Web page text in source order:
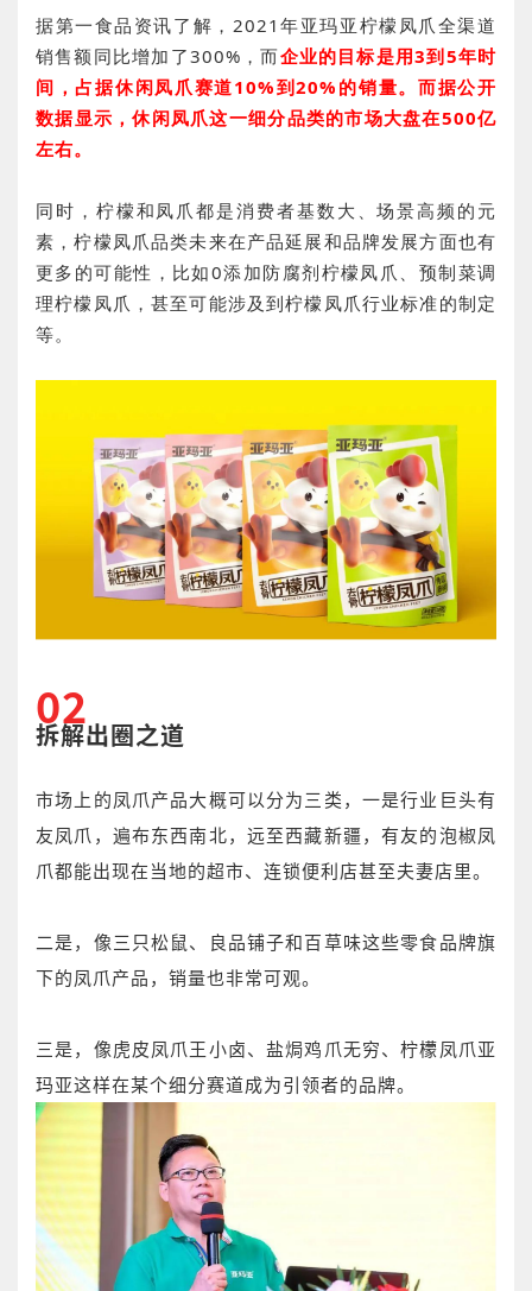
据第一食品资讯了解，2021年亚玛亚柠檬凤爪全渠道
销售额同比增加了300%，而企业的目标是用3到5年时
间，占据休闲凤爪赛道10%到20%的销量。而据公开
数据显示，休闲凤爪这一细分品类的市场大盘在500亿
左右。
同时，柠檬和凤爪都是消费者基数大、场景高频的元
素，柠檬凤爪品类未来在产品延展和品牌发展方面也有
更多的可能性，比如0添加防腐剂柠檬凤爪、预制菜调
理柠檬凤爪，甚至可能涉及到柠檬凤爪行业标准的制定
等。
02
拆解出圈之道
市场上的凤爪产品大概可以分为三类，一是行业巨头有
友凤爪，遍布东西南北，远至西藏新疆，有友的泡椒凤
爪都能出现在当地的超市、连锁便利店甚至夫妻店里。
二是，像三只松鼠、良品铺子和百草味这些零食品牌旗
下的凤爪产品，销量也非常可观。
三是，像虎皮凤爪王小卤、盐焗鸡爪无穷、柠檬凤爪亚
玛亚这样在某个细分赛道成为引领者的品牌。